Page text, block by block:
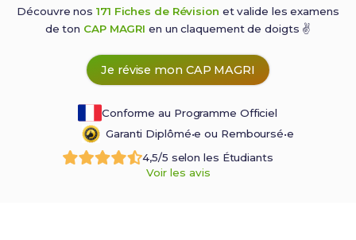
Découvre nos171 Fiches de Révision et valide les examens
de ton CAP MAGRI en un claquement dedoigts ✌️
Je révise mon CAP MAGRI
Conforme au Programme Officiel
Garanti Diplômé•e ou Remboursé•e
4,5/5 selon les Étudiants
Voir les avis